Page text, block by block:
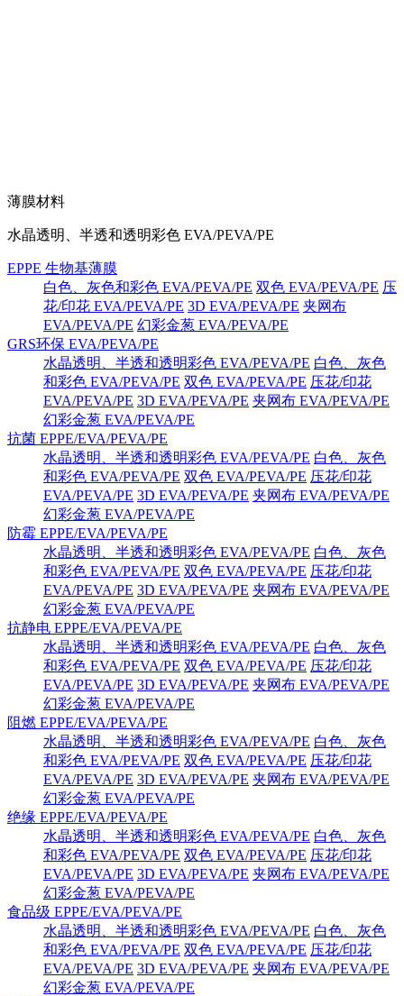
薄膜材料
水晶透明、半透和透明彩色 EVA/PEVA/PE
EPPE 生物基薄膜
白色、灰色和彩色 EVA/PEVA/PE 双色 EVA/PEVA/PE 压
花/印花 EVA/PEVA/PE 3D EVA/PEVA/PE 夹网布
EVA/PEVA/PE 幻彩金葱 EVA/PEVA/PE
GRS环保 EVA/PEVA/PE
水晶透明、半透和透明彩色 EVA/PEVA/PE 白色、灰色
和彩色 EVA/PEVA/PE 双色 EVA/PEVA/PE 压花/印花
EVA/PEVA/PE 3D EVA/PEVA/PE 夹网布 EVA/PEVA/PE
幻彩金葱 EVA/PEVA/PE
抗菌 EPPE/EVA/PEVA/PE
水晶透明、半透和透明彩色 EVA/PEVA/PE 白色、灰色
和彩色 EVA/PEVA/PE 双色 EVA/PEVA/PE 压花/印花
EVA/PEVA/PE 3D EVA/PEVA/PE 夹网布 EVA/PEVA/PE
幻彩金葱 EVA/PEVA/PE
防霉 EPPE/EVA/PEVA/PE
水晶透明、半透和透明彩色 EVA/PEVA/PE 白色、灰色
和彩色 EVA/PEVA/PE 双色 EVA/PEVA/PE 压花/印花
EVA/PEVA/PE 3D EVA/PEVA/PE 夹网布 EVA/PEVA/PE
幻彩金葱 EVA/PEVA/PE
抗静电 EPPE/EVA/PEVA/PE
水晶透明、半透和透明彩色 EVA/PEVA/PE 白色、灰色
和彩色 EVA/PEVA/PE 双色 EVA/PEVA/PE 压花/印花
EVA/PEVA/PE 3D EVA/PEVA/PE 夹网布 EVA/PEVA/PE
幻彩金葱 EVA/PEVA/PE
阻燃 EPPE/EVA/PEVA/PE
水晶透明、半透和透明彩色 EVA/PEVA/PE 白色、灰色
和彩色 EVA/PEVA/PE 双色 EVA/PEVA/PE 压花/印花
EVA/PEVA/PE 3D EVA/PEVA/PE 夹网布 EVA/PEVA/PE
幻彩金葱 EVA/PEVA/PE
绝缘 EPPE/EVA/PEVA/PE
水晶透明、半透和透明彩色 EVA/PEVA/PE 白色、灰色
和彩色 EVA/PEVA/PE 双色 EVA/PEVA/PE 压花/印花
EVA/PEVA/PE 3D EVA/PEVA/PE 夹网布 EVA/PEVA/PE
幻彩金葱 EVA/PEVA/PE
食品级 EPPE/EVA/PEVA/PE
水晶透明、半透和透明彩色 EVA/PEVA/PE 白色、灰色
和彩色 EVA/PEVA/PE 双色 EVA/PEVA/PE 压花/印花
EVA/PEVA/PE 3D EVA/PEVA/PE 夹网布 EVA/PEVA/PE
幻彩金葱 EVA/PEVA/PE